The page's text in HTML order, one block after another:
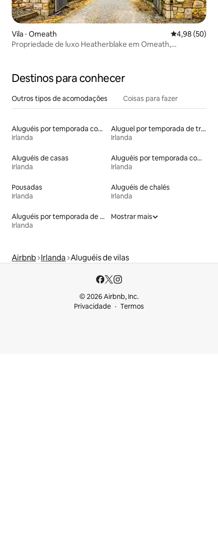
Vila ⋅ Omeath 4,98 de uma
4,98 (50)
Propriedade de luxo Heatherblake em Omeath,
Destinos para conhecer
Outros tipos de acomodações Coisas para fazer
Aluguéis por temporada com café da manhã
Irlanda
Aluguel por temporada de trailers
Irlanda
Aluguéis de casas
Irlanda
Aluguéis por temporada com banheira de hidromassagem
Irlanda
Pousadas
Irlanda
Aluguéis de chalés
Irlanda
Aluguéis por temporada de acomodações de luxo
Irlanda
Mostrar mais
Airbnb Irlanda Aluguéis de vilas
© 2026 Airbnb, Inc.
Privacidade
Termos